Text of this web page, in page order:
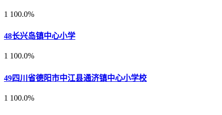
1 100.0%
48长兴岛镇中心小学
1 100.0%
49四川省德阳市中江县通济镇中心小学校
1 100.0%